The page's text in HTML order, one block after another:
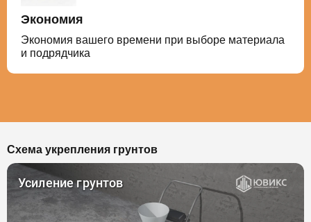
Экономия
Экономия вашего времени при выборе материала
и подрядчика
Схема укрепления грунтов